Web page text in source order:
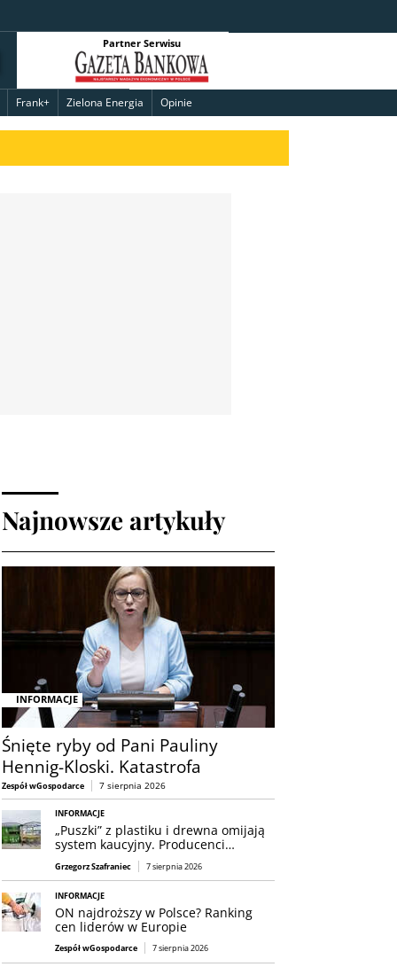
Partner Serwisu
Frank+ Zielona Energia Opinie
Najnowsze artykuły
INFORMACJE
Śnięte ryby od Pani Pauliny
Hennig-Kloski. Katastrofa
Zespół wGospodarce 7 sierpnia 2026
INFORMACJE
„Puszki” z plastiku i drewna omijają
system kaucyjny. Producenci…
Grzegorz Szafraniec 7 sierpnia 2026
INFORMACJE
ON najdroższy w Polsce? Ranking
cen liderów w Europie
Zespół wGospodarce 7 sierpnia 2026